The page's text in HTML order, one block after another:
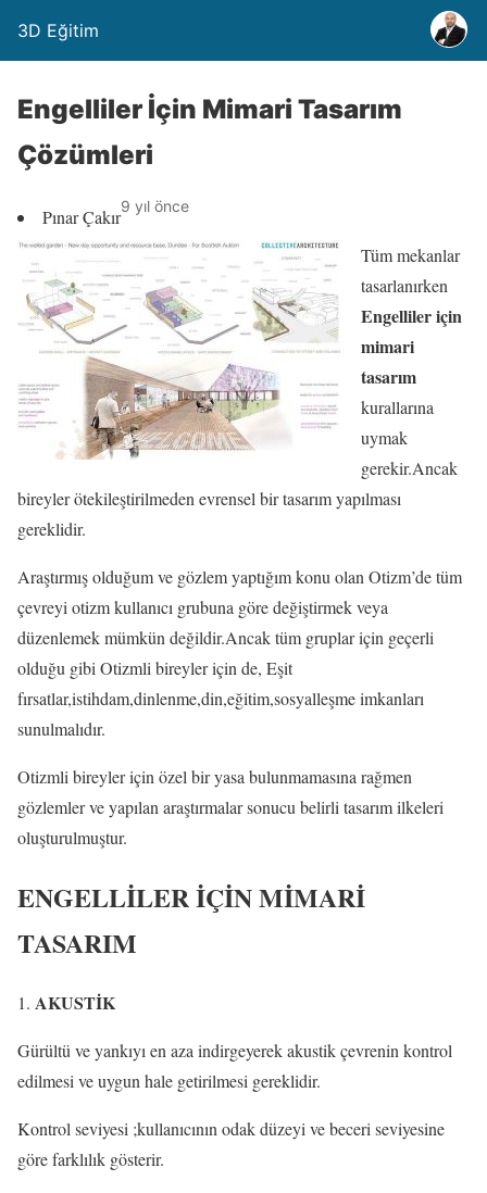
3D Eğitim
Engelliler İçin Mimari Tasarım
Çözümleri
Pınar Çakır9 yıl önce
Tüm mekanlar
tasarlanırken
Engelliler için
mimari
tasarım
kurallarına
uymak
gerekir.Ancak
bireyler ötekileştirilmeden evrensel bir tasarım yapılması
gereklidir.
Araştırmış olduğum ve gözlem yaptığım konu olan Otizm’de tüm
çevreyi otizm kullanıcı grubuna göre değiştirmek veya
düzenlemek mümkün değildir.Ancak tüm gruplar için geçerli
olduğu gibi Otizmli bireyler için de, Eşit
fırsatlar,istihdam,dinlenme,din,eğitim,sosyalleşme imkanları
sunulmalıdır.
Otizmli bireyler için özel bir yasa bulunmamasına rağmen
gözlemler ve yapılan araştırmalar sonucu belirli tasarım ilkeleri
oluşturulmuştur.
ENGELLİLER İÇİN MİMARİ
TASARIM
AKUSTİK
Gürültü ve yankıyı en aza indirgeyerek akustik çevrenin kontrol
edilmesi ve uygun hale getirilmesi gereklidir.
Kontrol seviyesi ;kullanıcının odak düzeyi ve beceri seviyesine
göre farklılık gösterir.